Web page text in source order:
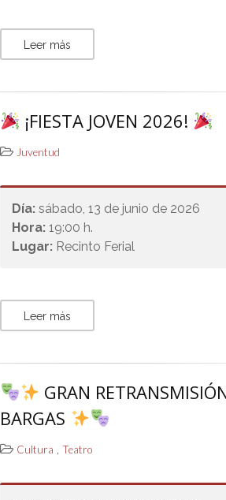
Leer más
¡FIESTA JOVEN 2026!
Juventud
Día:sábado, 13 de junio de 2026
Hora:19:00 h.
Lugar: Recinto Ferial
Leer más
GRAN
BARGAS
Cultura ,Teatro